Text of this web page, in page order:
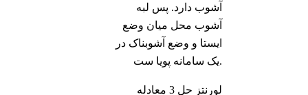
آشوب دارد. پس لبه
آشوب محل میان وضع
ایستا و وضع آشوبناک در
یک سامانه پویا ست.
لورنتز حل 3 معادله